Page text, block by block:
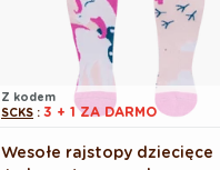
Z kodem
SCKS : 3 + 1 ZA DARMO
Wesołe rajstopy dziecięce